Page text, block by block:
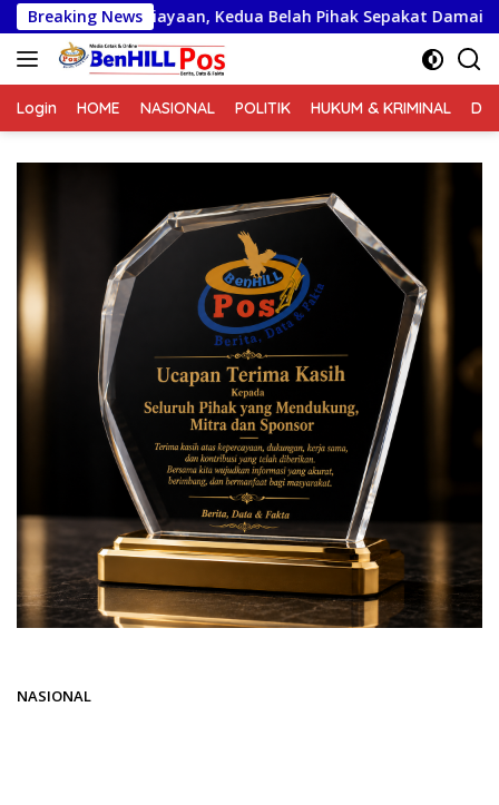
Langsung
ke
konten
Breaking News
Kedua Belah Pihak Sepakat Damai
Login HOME NASIONAL POLITIK HUKUM & KRIMINAL
NASIONAL